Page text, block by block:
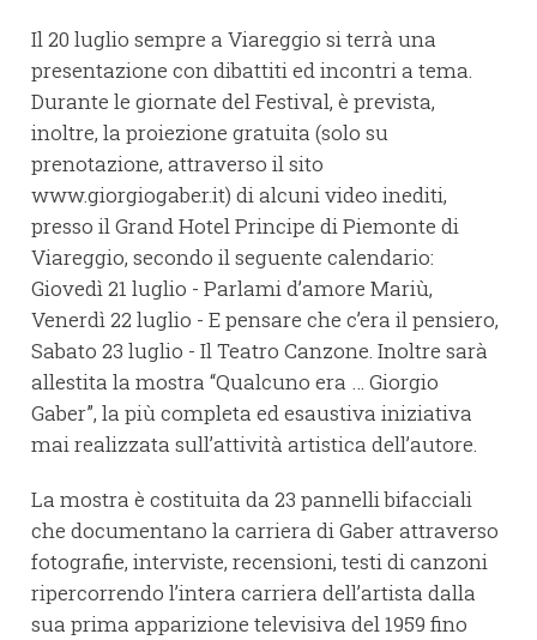
Il 20 luglio sempre a Viareggio si terrà una
presentazione con dibattiti ed incontri a tema.
Durante le giornate del Festival, è prevista,
inoltre, la proiezione gratuita (solo su
prenotazione, attraverso il sito
www.giorgiogaber.it) di alcuni video inediti,
presso il Grand Hotel Principe di Piemonte di
Viareggio, secondo il seguente calendario:
Giovedì 21 luglio - Parlami d’amore Mariù,
Venerdì 22 luglio - E pensare che c’era il pensiero,
Sabato 23 luglio - Il Teatro Canzone. Inoltre sarà
allestita la mostra “Qualcuno era … Giorgio
Gaber”, la più completa ed esaustiva iniziativa
mai realizzata sull’attività artistica dell’autore.
La mostra è costituita da 23 pannelli bifacciali
che documentano la carriera di Gaber attraverso
fotografie, interviste, recensioni, testi di canzoni
ripercorrendo l’intera carriera dell’artista dalla
sua prima apparizione televisiva del 1959 fino